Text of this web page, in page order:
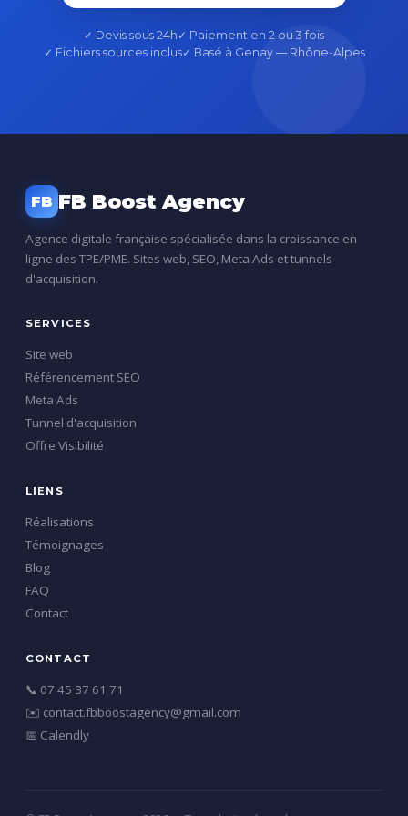
✓ Devis sous 24h ✓ Paiement en 2 ou 3 fois
✓ Fichiers sources inclus✓ Basé à Genay — Rhône-Alpes
FB FB Boost Agency
Agence digitale française spécialisée dans la croissance en
ligne des TPE/PME. Sites web, SEO, Meta Ads et tunnels
d'acquisition.
SERVICES
Site web
Référencement SEO
Meta Ads
Tunnel d'acquisition
Offre Visibilité
LIENS
Réalisations
Témoignages
Blog
FAQ
Contact
CONTACT
📞 07 45 37 61 71
✉️ contact.fbboostagency@gmail.com
📅 Calendly